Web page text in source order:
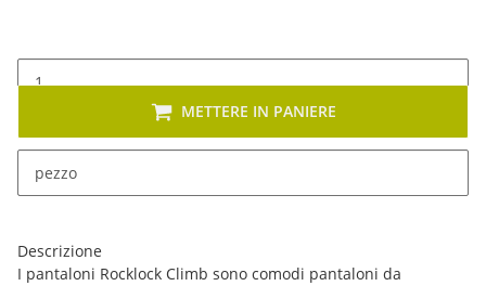
pezzo
METTERE IN PANIERE
Sono disponibili diverse varianti di questo articolo. Seleziona
la variante desiderata.
Descrizione
I pantaloni Rocklock Climb sono comodi pantaloni da